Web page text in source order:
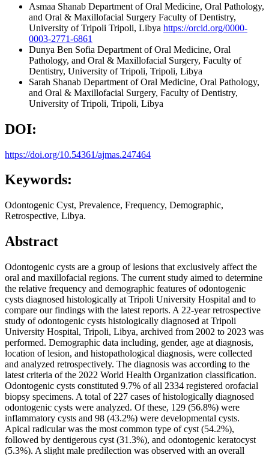
Asmaa Shanab Department of Oral Medicine, Oral Pathology,
and Oral & Maxillofacial Surgery Faculty of Dentistry,
University of Tripoli Tripoli, Libya https://orcid.org/0000-
0003-2771-6861
Dunya Ben Sofia Department of Oral Medicine, Oral
Pathology, and Oral & Maxillofacial Surgery, Faculty of
Dentistry, University of Tripoli, Tripoli, Libya
Sarah Shanab Department of Oral Medicine, Oral Pathology,
and Oral & Maxillofacial Surgery, Faculty of Dentistry,
University of Tripoli, Tripoli, Libya
DOI:
https://doi.org/10.54361/ajmas.247464
Keywords:
Odontogenic Cyst, Prevalence, Frequency, Demographic,
Retrospective, Libya.
Abstract
Odontogenic cysts are a group of lesions that exclusively affect the
oral and maxillofacial regions. The current study aimed to determine
the relative frequency and demographic features of odontogenic
cysts diagnosed histologically at Tripoli University Hospital and to
compare our findings with the latest reports. A 22-year retrospective
study of odontogenic cysts histologically diagnosed at Tripoli
University Hospital, Tripoli, Libya, archived from 2002 to 2023 was
performed. Demographic data including, gender, age at diagnosis,
location of lesion, and histopathological diagnosis, were collected
and analyzed retrospectively. The diagnosis was according to the
latest criteria of the 2022 World Health Organization classification.
Odontogenic cysts constituted 9.7% of all 2334 registered orofacial
biopsy specimens. A total of 227 cases of histologically diagnosed
odontogenic cysts were analyzed. Of these, 129 (56.8%) were
inflammatory cysts and 98 (43.2%) were developmental cysts.
Apical radicular was the most common type of cyst (54.2%),
followed by dentigerous cyst (31.3%), and odontogenic keratocyst
(5.3%). A slight male predilection was observed with an overall